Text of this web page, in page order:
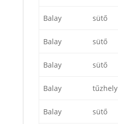
Balay sütő
Balay sütő
Balay sütő
Balay tűzhely
Balay sütő